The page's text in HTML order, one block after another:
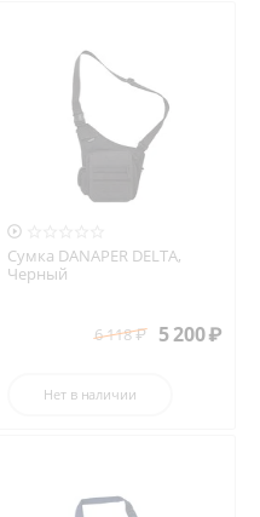

Сумка DANAPER DELTA,
Черный
6 118₽ 5 200₽
Нет в наличии